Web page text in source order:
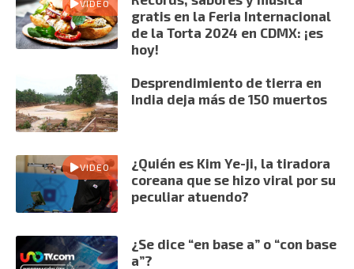
VIDEO
gratis en la Feria Internacional
de la Torta 2024 en CDMX: ¡es
hoy!
Desprendimiento de tierra en
India deja más de 150 muertos
VIDEO
¿Quién es Kim Ye-ji, la tiradora
coreana que se hizo viral por su
peculiar atuendo?
¿Se dice “en base a” o “con base
a”?